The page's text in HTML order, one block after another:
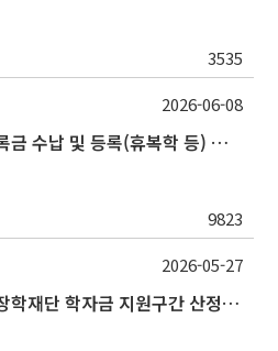
3535
2026학년도 제2학기 등록금 수납 및 등록(휴복학 등) 일정 안내
9823
2026-06-08
2026학년도 2학기 한국장학재단 학자금 지원구간 산정 신청 안내
2026-05-27